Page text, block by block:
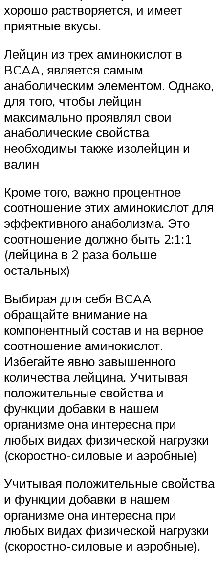
хорошо растворяется, и имеет
приятные вкусы.
Лейцин из трех аминокислот в
BCAA, является самым
анаболическим элементом. Однако,
для того, чтобы лейцин
максимально проявлял свои
анаболические свойства
необходимы также изолейцин и
валин
Кроме того, важно процентное
соотношение этих аминокислот для
эффективного анаболизма. Это
соотношение должно быть 2:1:1
(лейцина в 2 раза больше
остальных)
Выбирая для себя BCAA
обращайте внимание на
компонентный состав и на верное
соотношение аминокислот.
Избегайте явно завышенного
количества лейцина. Учитывая
положительные свойства и
функции добавки в нашем
организме она интересна при
любых видах физической нагрузки
(скоростно-силовые и аэробные)
Учитывая положительные свойства
и функции добавки в нашем
организме она интересна при
любых видах физической нагрузки
(скоростно-силовые и аэробные).